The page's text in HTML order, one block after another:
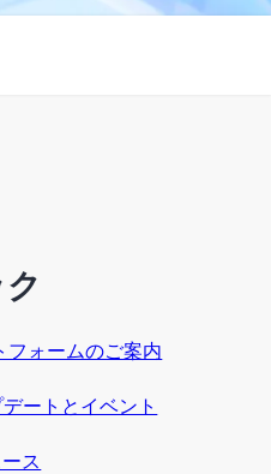
ォームのご案内
ートとイベント
ス